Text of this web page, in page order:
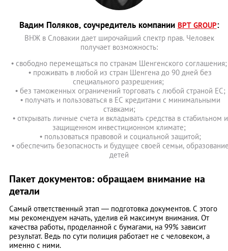
Вадим Поляков, соучредитель компании BPT GROUP:
ВНЖ в Словакии дает широчайший спектр прав. Человек
получает возможность:
• свободно перемещаться по странам Шенгенского
• проживать в любой из стран Шенгена до 90 дней без
специального разрешения;
• без таможенных ограничений торговать с любой страной ЕС;
• получать и пользоваться в ЕС кредитами с минимальными
ставками;
• открывать личные счета и вкладывать средства в стабильном и
защищенном инвестиционном климате;
• пользоваться правовой и социальной защитой;
• обеспечить безопасность и будущее своей семьи,
детей
Пакет документов: обращаем внимание на
детали
Самый ответственный этап — подготовка документов. С этого
мы рекомендуем начать, уделив ей максимум внимания. От
качества работы, проделанной с бумагами, на 99% зависит
результат. Ведь по сути полиция работает не с человеком, а
именно с ними.